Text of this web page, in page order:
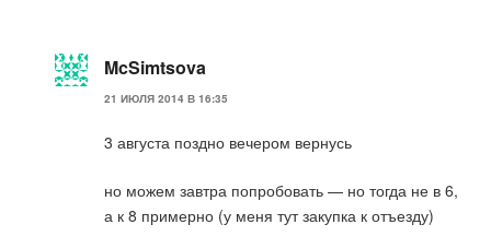
McSimtsova
21 ИЮЛЯ 2014 В 16:35
3 августа поздно вечером вернусь
но можем завтра попробовать — но тогда не в 6,
а к 8 примерно (у меня тут закупка к отъезду)